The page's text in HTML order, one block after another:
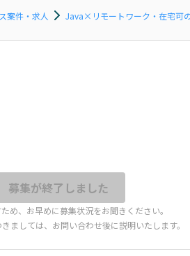
月収100万円 業務委託
案件・求人 Java×リモートワーク・在宅可
募集が終了しました
め、お早めに募集状況をお聞きください。
ましては、お問い合わせ後に説明いたします。